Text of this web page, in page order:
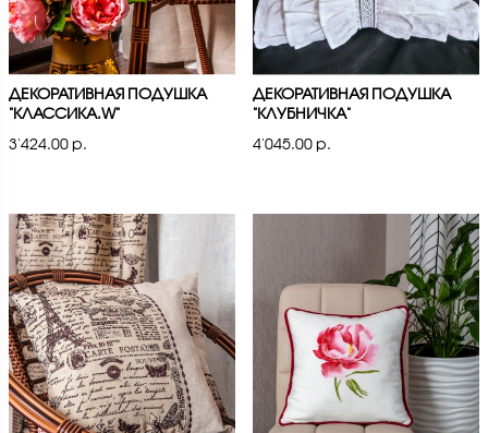
ДЕКОРАТИВНАЯ ПОДУШКА
"КЛАССИКА.W"
3'424.00 р.
ДЕКОРАТИВНАЯ ПОДУШКА
"КЛУБНИЧКА"
4'045.00 р.